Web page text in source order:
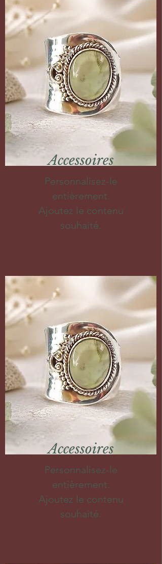
Accessoires
Personnalisez-le
entièrement.
Ajoutez le contenu
souhaité.
Accessoires
Personnalisez-le
entièrement.
Ajoutez le contenu
souhaité.